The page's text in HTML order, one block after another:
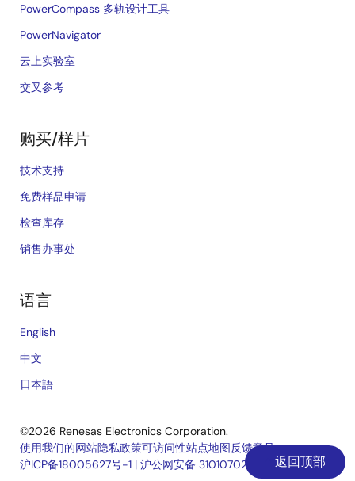
返回顶部
PowerCompass 多轨设计工具
PowerNavigator
云上实验室
交叉参考
购买/样片
技术支持
免费样品申请
检查库存
销售办事处
语言
English
中文
日本語
©2026 Renesas Electronics Corporation.
Legal
使用我们的网站隐私政策可访问性站点地图反馈意见
沪ICP备18005627号-1 | 沪公网安备 31010702006910号